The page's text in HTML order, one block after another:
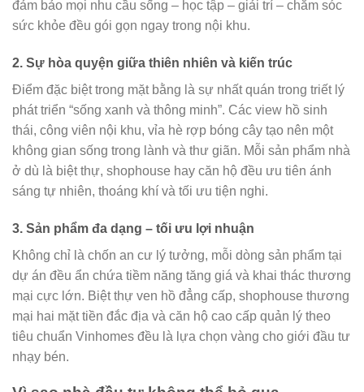
đảm bảo mọi nhu cầu sống – học tập – giải trí – chăm sóc
sức khỏe đều gói gọn ngay trong nội khu.
2. Sự hòa quyện giữa thiên nhiên và kiến trúc
Điểm đặc biệt trong mặt bằng là sự nhất quán trong triết lý
phát triển “sống xanh và thông minh”. Các view hồ sinh
thái, công viên nội khu, vỉa hè rợp bóng cây tạo nên một
không gian sống trong lành và thư giãn. Mỗi sản phẩm nhà
ở dù là biệt thự, shophouse hay căn hộ đều ưu tiên ánh
sáng tự nhiên, thoáng khí và tối ưu tiện nghi.
3. Sản phẩm đa dạng – tối ưu lợi nhuận
Không chỉ là chốn an cư lý tưởng, mỗi dòng sản phẩm tại
dự án đều ẩn chứa tiềm năng tăng giá và khai thác thương
mại cực lớn. Biệt thự ven hồ đẳng cấp, shophouse thương
mại hai mặt tiền đắc địa và căn hộ cao cấp quản lý theo
tiêu chuẩn Vinhomes đều là lựa chọn vàng cho giới đầu tư
nhạy bén.